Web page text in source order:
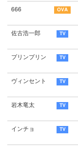
666
佐古浩一郎
プリンプリン
ヴィンセント
岩木竜太
インチョ